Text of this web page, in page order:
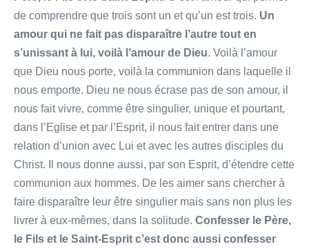
de comprendre que trois sont un et qu’un est trois. Un
amour qui ne fait pas disparaître l’autre tout en
s’unissant à lui, voilà l’amour de Dieu. Voilà l’amour
que Dieu nous porte, voilà la communion dans laquelle il
nous emporte. Dieu ne nous écrase pas de son amour, il
nous fait vivre, comme être singulier, unique et pourtant,
dans l’Eglise et par l’Esprit, il nous fait entrer dans une
relation d’union avec Lui et avec les autres disciples du
Christ. Il nous donne aussi, par son Esprit, d’étendre cette
communion aux hommes. De les aimer sans chercher à
faire disparaître leur être singulier mais sans non plus les
livrer à eux-mêmes, dans la solitude. Confesser le Père,
le Fils et le Saint-Esprit c’est donc aussi confesser